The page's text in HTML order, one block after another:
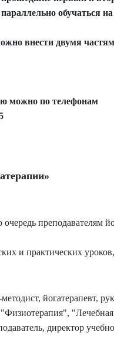
обучаться на
внести двумя
можно по телефонам
преподавателям
и практических
йогатерапевт,
"Лечебная
директор